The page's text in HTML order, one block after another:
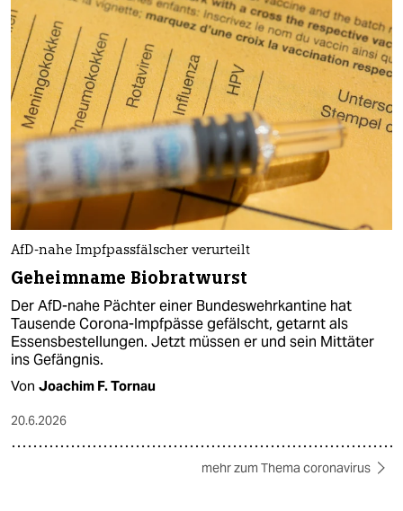
AfD-nahe Impfpassfälscher verurteilt
Geheimname Biobratwurst
Der AfD-nahe Pächter einer Bundeswehrkantine hat
Tausende Corona-Impfpässe gefälscht, getarnt als
Essensbestellungen. Jetzt müssen er und sein Mittäter
ins Gefängnis.
Von Joachim F. Tornau
20.6.2026
mehr zum Thema coronavirus